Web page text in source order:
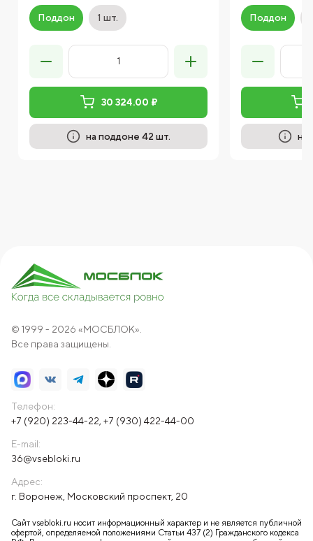
Поддон 1 шт.
30 324.00 ₽
на поддоне 42 шт.
Поддон
на
© 1999 - 2026 «МОСБЛОК».
Все права защищены.
Телефон:
+7 (920) 223-44-22 +7 (930) 422-44-00
E-mail:
36@vsebloki.ru
Адрес:
г. Воронеж, Московский проспект, 20
Сайт vsebloki.ru носит информационный характер и не является публичной
офертой, определяемой положениями Статьи 437 (2) Гражданского кодекса